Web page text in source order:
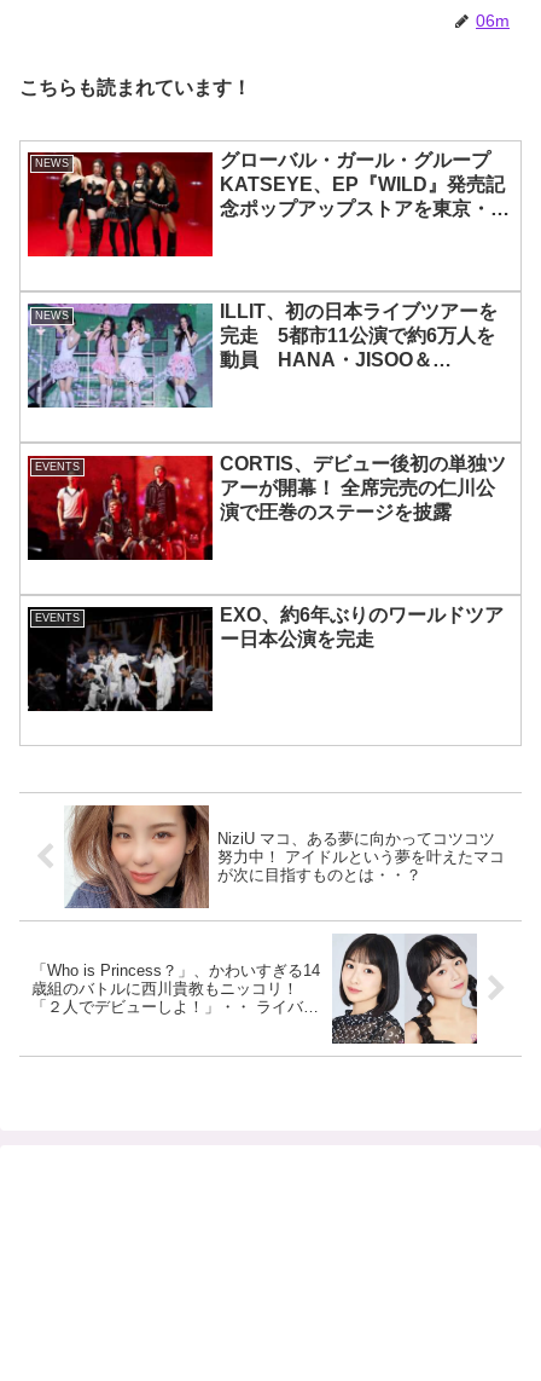
06m
こちらも読まれています！
NEWS
グローバル・ガール・グループ
KATSEYE、EP『WILD』発売記
念ポップアップストアを東京・原
NEWS
ILLIT、初の日本ライブツアーを
完走 5都市11公演で約6万人を
動員 HANA・JISOO＆
EVENTS
CORTIS、デビュー後初の単独ツ
アーが開幕！ 全席完売の仁川公
演で圧巻のステージを披露
EVENTS
EXO、約6年ぶりのワールドツア
ー日本公演を完走
NiziU マコ、ある夢に向かってコツコツ
努力中！ アイドルという夢を叶えたマコ
が次に目指すものとは・・？
「Who is Princess？」、かわいすぎる14
歳組のバトルに西川貴教もニッコリ！
「２人でデビューしよ！」・・ ライバル